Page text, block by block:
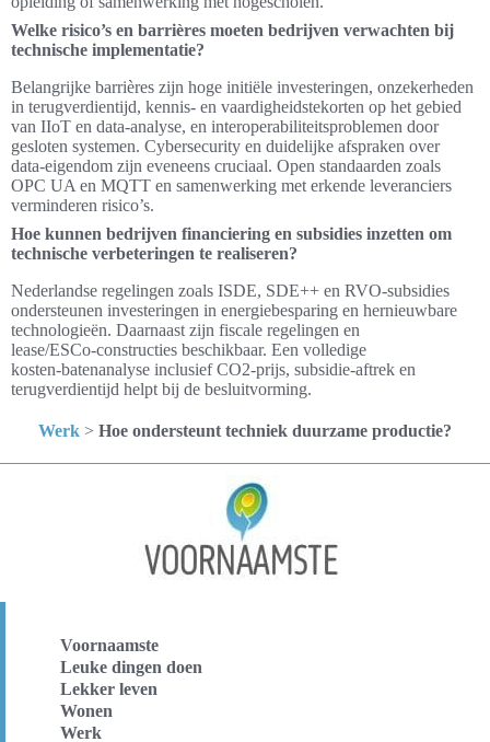
Welke risico’s en barrières moeten bedrijven verwachten bij
technische implementatie?
Belangrijke barrières zijn hoge initiële investeringen, onzekerheden
in terugverdientijd, kennis- en vaardigheidstekorten op het gebied
van IIoT en data‑analyse, en interoperabiliteitsproblemen door
gesloten systemen. Cybersecurity en duidelijke afspraken over
data‑eigendom zijn eveneens cruciaal. Open standaarden zoals
OPC UA en MQTT en samenwerking met erkende leveranciers
verminderen risico’s.
Hoe kunnen bedrijven financiering en subsidies inzetten om
technische verbeteringen te realiseren?
Nederlandse regelingen zoals ISDE, SDE++ en RVO‑subsidies
ondersteunen investeringen in energiebesparing en hernieuwbare
technologieën. Daarnaast zijn fiscale regelingen en
lease/ESCo‑constructies beschikbaar. Een volledige
kosten‑batenanalyse inclusief CO2‑prijs, subsidie‑aftrek en
terugverdientijd helpt bij de besluitvorming.
Werk > Hoe ondersteunt techniek duurzame productie?
Voornaamste
Leuke dingen doen
Lekker leven
Wonen
Werk